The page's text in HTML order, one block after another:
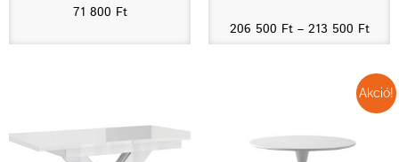
71 800 Ft
206 500 Ft – 213 500 Ft
Akció!